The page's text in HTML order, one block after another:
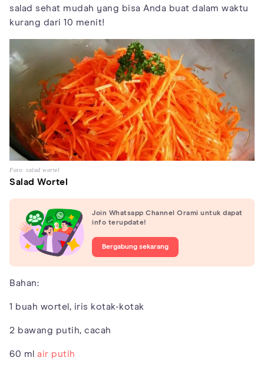
salad sehat mudah yang bisa Anda buat dalam waktu
kurang dari 10 menit!
Foto: salad wortel
Salad Wortel
Join Whatsapp Channel Orami untuk dapat
info terupdate!
Bergabung sekarang
Bahan:
1 buah wortel, iris kotak-kotak
2 bawang putih, cacah
60 ml air putih